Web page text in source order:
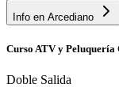
Info en Arcediano
Curso ATV y Peluquería
Doble Salida